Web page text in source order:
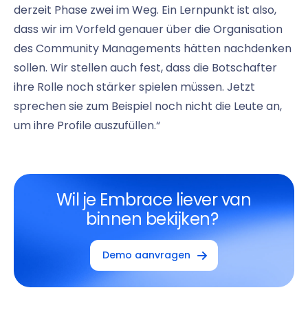
derzeit Phase zwei im Weg. Ein Lernpunkt ist also,
dass wir im Vorfeld genauer über die Organisation
des Community Managements hätten nachdenken
sollen. Wir stellen auch fest, dass die Botschafter
ihre Rolle noch stärker spielen müssen. Jetzt
sprechen sie zum Beispiel noch nicht die Leute an,
um ihre Profile auszufüllen.“
Wil je Embrace liever van
binnen bekijken?
Demo aanvragen